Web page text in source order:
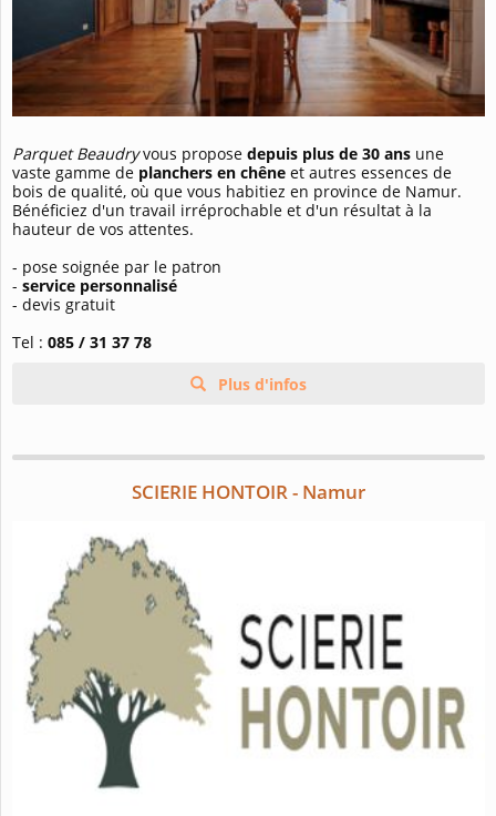
Parquet Beaudryvous propose depuis plus de 30 ans une
vaste gamme de planchers en chêne et autres essences de
bois de qualité, où que vous habitiez en province de Namur.
Bénéficiez d'un travail irréprochable et d'un résultat à la
hauteur de vos attentes.
- pose soignée par le patron
- service personnalisé
- devis gratuit
Tel : 085 / 31 37 78
Plus d'infos
SCIERIE HONTOIR - Namur